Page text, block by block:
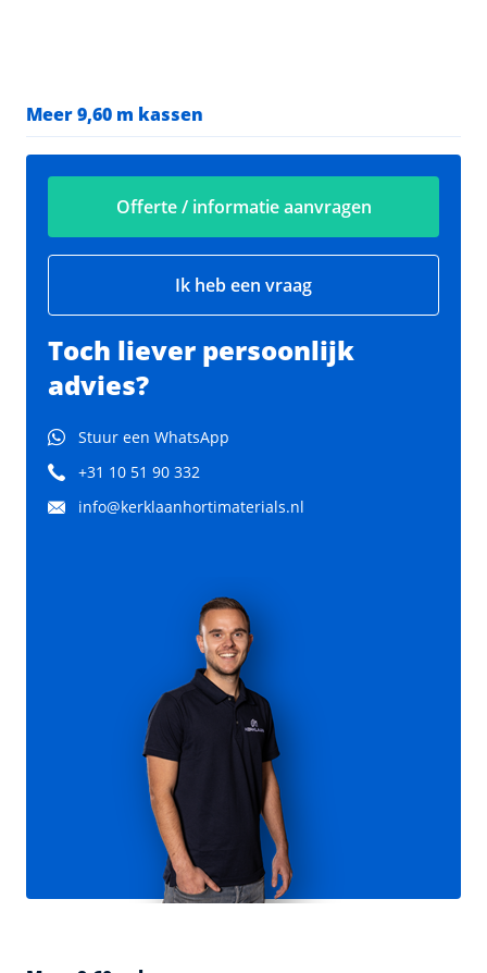
Meer 9,60 m kassen
Offerte / informatie aanvragen
Ik heb een vraag
Toch liever persoonlijk
advies?
Stuur een WhatsApp
+31 10 51 90 332
info@kerklaanhortimaterials.nl